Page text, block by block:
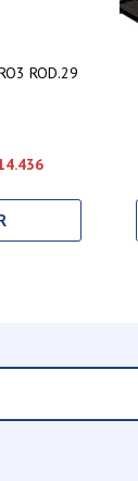
ROD.29